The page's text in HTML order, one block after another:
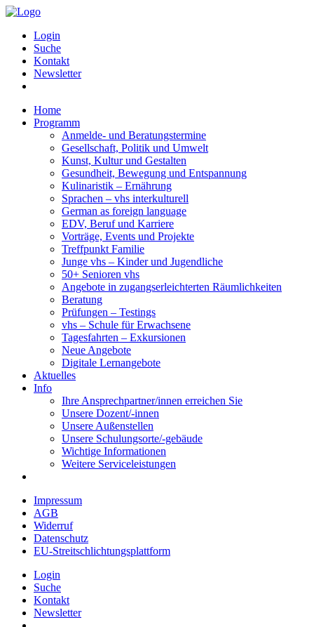
Login
Suche
Kontakt
Newsletter
Home
Programm
Anmelde- und Beratungstermine
Gesellschaft, Politik und Umwelt
Kunst, Kultur und Gestalten
Gesundheit, Bewegung und Entspannung
Kulinaristik – Ernährung
Sprachen – vhs interkulturell
German as foreign language
EDV, Beruf und Karriere
Vorträge, Events und Projekte
Treffpunkt Familie
Junge vhs – Kinder und Jugendliche
50+ Senioren vhs
Angebote in zugangserleichterten Räumlichkeiten
Beratung
Prüfungen – Testings
vhs – Schule für Erwachsene
Tagesfahrten – Exkursionen
Neue Angebote
Digitale Lernangebote
Aktuelles
Info
Ihre Ansprechpartner/innen erreichen Sie
Unsere Dozent/-innen
Unsere Außenstellen
Unsere Schulungsorte/-gebäude
Wichtige Informationen
Weitere Serviceleistungen
Impressum
AGB
Widerruf
Datenschutz
EU-Streitschlichtungsplattform
Login
Suche
Kontakt
Newsletter